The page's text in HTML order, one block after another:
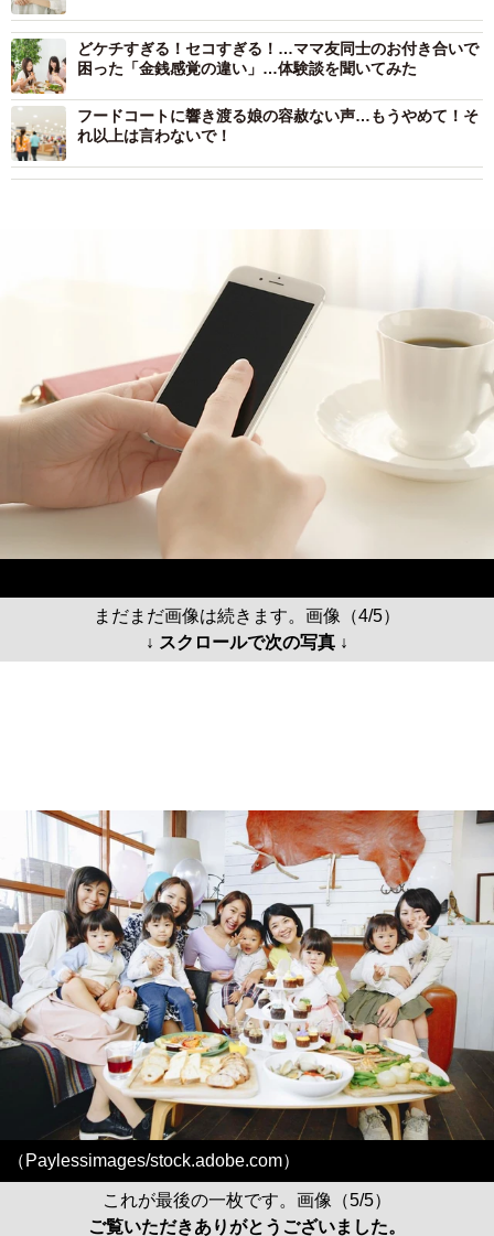
どケチすぎる！セコすぎる！…ママ友同士のお付き合いで
困った「金銭感覚の違い」…体験談を聞いてみた
フードコートに響き渡る娘の容赦ない声…もうやめて！そ
れ以上は言わないで！
まだまだ画像は続きます。画像（4/5）
↓ スクロールで次の写真 ↓
（Paylessimages/stock.adobe.com）
これが最後の一枚です。画像（5/5）
ご覧いただきありがとうございました。